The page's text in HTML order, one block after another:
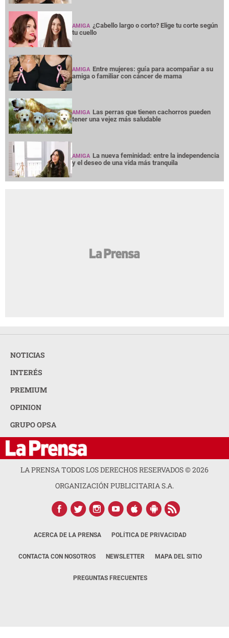
AMIGA ¿Cabello largo o corto? Elige tu corte según
tu cuello
AMIGA Entre mujeres: guía para acompañar a su
amiga o familiar con cáncer de mama
AMIGA Las perras que tienen cachorros pueden
tener una vejez más saludable
AMIGA La nueva feminidad: entre la independencia
y el deseo de una vida más tranquila
NOTICIAS
INTERÉS
PREMIUM
OPINION
GRUPO OPSA
LA PRENSA TODOS LOS DERECHOS RESERVADOS ©2026
ORGANIZACIÓN PUBLICITARIA S.A.
ACERCA DE LA PRENSA POLÍTICA DE PRIVACIDAD
CONTACTA CON NOSOTROS NEWSLETTER MAPA DEL SITIO
PREGUNTAS FRECUENTES